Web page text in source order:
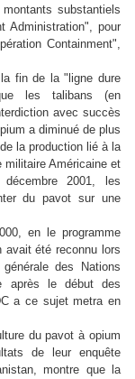
substantiels
Administration", pour
Containment",
fin de la "ligne dure
les talibans (en
avec succès
a diminué de plus
la production lié à la
militaire Américaine et
2001, les
du pavot sur une
en le programme
avait été reconnu lors
des Nations
après le début des
a ce sujet metra en
du pavot à opium
de leur enquête
montre que la